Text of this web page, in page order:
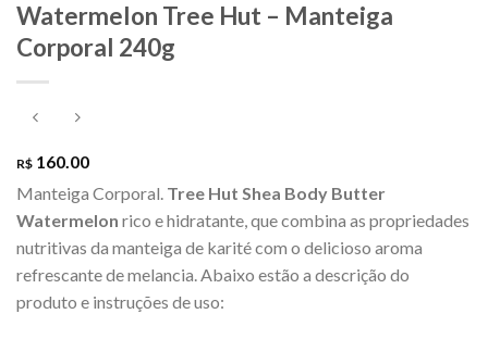
Watermelon Tree Hut – Manteiga
Corporal 240g
R$ 160.00
Manteiga Corporal. Tree Hut Shea Body Butter
Watermelon rico e hidratante, que combina as propriedades
nutritivas da manteiga de karité com o delicioso aroma
refrescante de melancia. Abaixo estão a descrição do
produto e instruções de uso: